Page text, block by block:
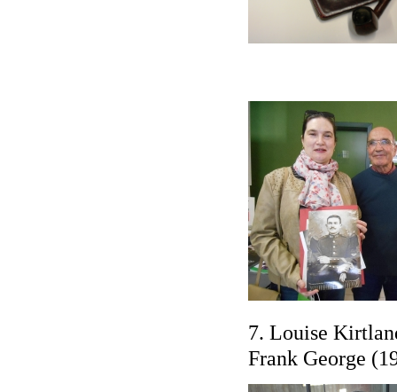
7. Louise
Frank George